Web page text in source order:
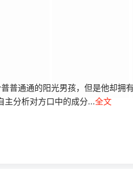
通通的阳光男孩，但是他却拥
主分析对方口中的成分...全文